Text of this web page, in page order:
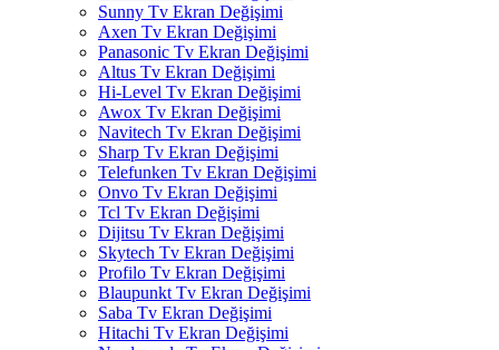
Sunny Tv Ekran Değişimi
Axen Tv Ekran Değişimi
Panasonic Tv Ekran Değişimi
Altus Tv Ekran Değişimi
Hi-Level Tv Ekran Değişimi
Awox Tv Ekran Değişimi
Navitech Tv Ekran Değişimi
Sharp Tv Ekran Değişimi
Telefunken Tv Ekran Değişimi
Onvo Tv Ekran Değişimi
Tcl Tv Ekran Değişimi
Dijitsu Tv Ekran Değişimi
Skytech Tv Ekran Değişimi
Profilo Tv Ekran Değişimi
Blaupunkt Tv Ekran Değişimi
Saba Tv Ekran Değişimi
Hitachi Tv Ekran Değişimi